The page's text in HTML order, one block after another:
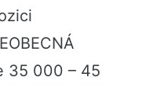
35 000 – 45